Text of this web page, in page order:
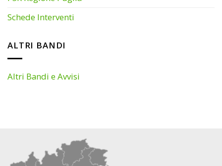
Schede Interventi
ALTRI BANDI
Altri Bandi e Avvisi